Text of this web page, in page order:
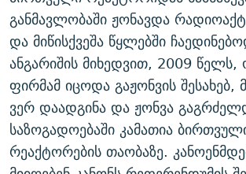
ᲓᲘᲚᲘᲡ ᲡᲐᲣᲑᲠᲔᲑᲘ
ᲛᲝᲚᲐᲞᲐᲠᲐᲙᲔ ᲢᲔᲥᲡᲢᲔᲑᲘ
ᲨᲘᲜ - ᲣᲪᲮᲝᲔᲗᲨᲘ
ᲚᲘᲢᲔᲠᲐᲢᲣᲠᲣᲚᲘ ᲬᲐᲮᲜᲐᲒᲔᲑᲘ
ᲐᲛᲔᲠᲘᲙᲣᲚᲘ ᲛᲝᲗᲮᲠᲝᲑᲐ
ᲘᲛᲞᲔᲠᲘᲐ ᲓᲐ ᲠᲐᲓᲘᲝ
ᲓᲐᲛᲝᲣᲙᲘᲓᲔᲑᲚᲝᲑᲘᲡ 100 ᲬᲔᲚᲘ
ᲩᲔᲛᲘ ᲡᲘᲙᲕᲓᲘᲚᲘᲡ ᲛᲘᲖᲔᲖᲘᲐ COVID-19
11 ᲬᲔᲚᲘ - 11 ᲐᲛᲑᲐᲕᲘ
ᲡᲐᲞᲐᲠᲚᲐᲛᲔᲜᲢᲝ ᲐᲠᲩᲔᲕᲜᲔᲑᲘᲡ ᲘᲡᲢᲝᲠᲘᲐ
ᲑᲐᲕᲨᲕᲔᲑᲘ ᲞᲠᲝᲡᲢᲘᲢᲣᲪᲘᲐᲨᲘ - ᲐᲛᲝᲣᲗᲥᲛᲔᲚᲘ
5 ᲐᲛᲑᲐᲕᲘ - 20 ᲘᲕᲜᲘᲡᲡ ᲓᲐᲨᲐᲕᲔᲑᲣᲚᲔᲑᲘ
ЭХО КАВКАЗА
ᲒᲐᲛᲝᲘᲬᲔᲠᲔ
რთე/რთ-ის ყველა საიტი
განმავლობაში ჟონავდა
და მიწისქვეშა წყლებში
ანგარიშის მიხედვით, 2009
ფირმამ იცოდა გაჟონვის შესახებ,
ვერ დაადგინა და ჟონვა
საზოგადოებაში კამათია
რეაქტორების თაობაზე.